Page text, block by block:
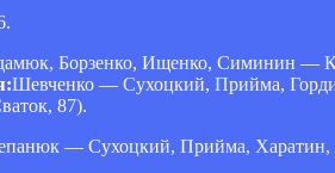
Борзенко, Ищенко, Симинин —
Шевченко — Сухоцкий, Прийма,
87).
— Сухоцкий, Прийма,